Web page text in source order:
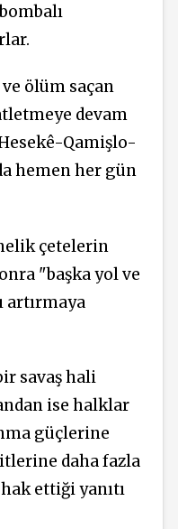
ölüm saçan
devam
Qamişlo-
hemen her gün
çetelerin
"başka yol ve
artırmaya
savaş hali
ise halklar
güçlerine
daha fazla
ettiği yanıtı